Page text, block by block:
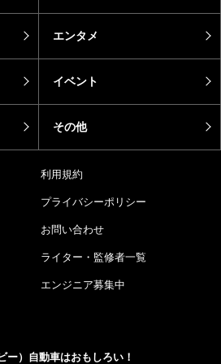
エンタメ
イベント
その他
利用規約
プライバシーポリシー
お問い合わせ
ライター・監修者一覧
エンジニア募集中
ー）自動車はおもしろい！